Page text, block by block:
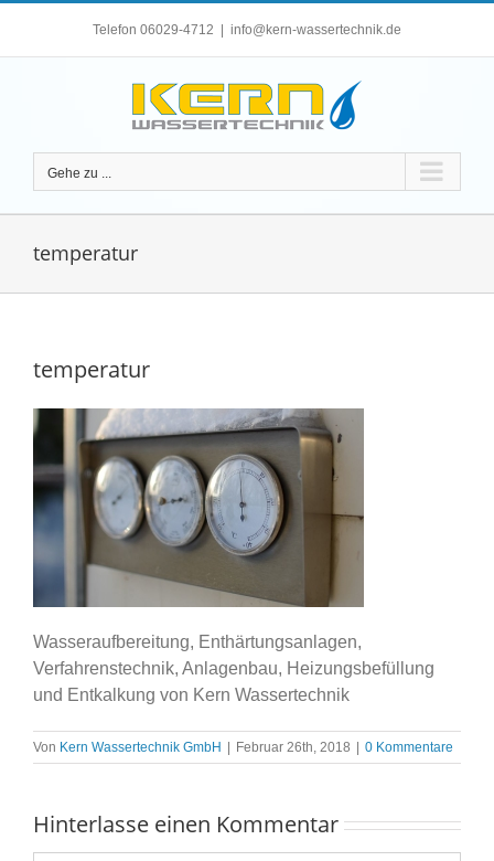
Telefon 06029-4712 info@kern-wassertechnik.de
Gehe zu ...
temperatur
temperatur
Wasseraufbereitung, Enthärtungsanlagen,
Verfahrenstechnik, Anlagenbau, Heizungsbefüllung
und Entkalkung von Kern Wassertechnik
Von Kern Wassertechnik GmbH Februar 26th, 2018 0 Kommentare
Hinterlasse einen Kommentar